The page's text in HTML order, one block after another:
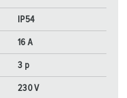
IP54
16 A
3 p
230 V